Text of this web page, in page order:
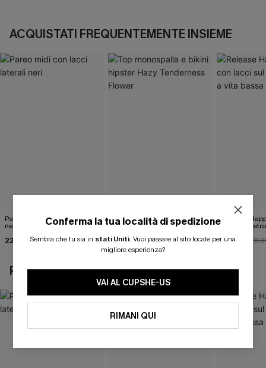
ACQUISTATI FREQUENTEMENTE INSIEME
Pareo midi con lacci laterali
neri
22,00 €24,00 €
Top monospalla e bikini
hipster Hazy Tenderness
35,00 €
Release
lacci sul
31,00 €
POTREBBE INTERESSARTI ANCHE
Conferma la tua località di spedizione
Sembra che tu sia in stati Uniti. Vuoi passare al sito locale per una
migliore esperienza?
VAI AL CUPSHE-US
RIMANI QUI